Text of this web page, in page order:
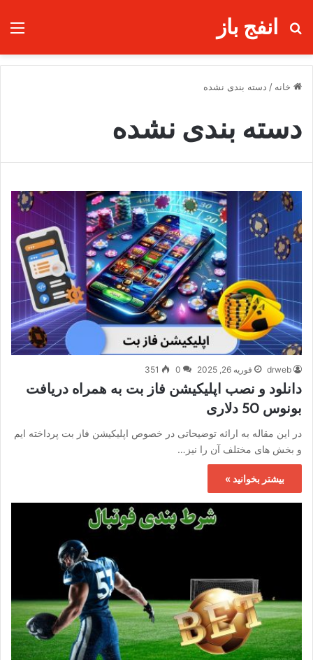
انفج باز
جستجو برای
خانه / دسته بندی نشده
دسته بندی نشده
drweb فوریه 26, 2025 0
351
دانلود و نصب اپلیکیشن فاز بت به همراه دریافت
بونوس 50 دلاری
در این مقاله به ارائه توضیحاتی در خصوص اپلیکیشن فاز بت پرداخته ایم
و بخش های مختلف آن را نیز…
بیشتر بخوانید »